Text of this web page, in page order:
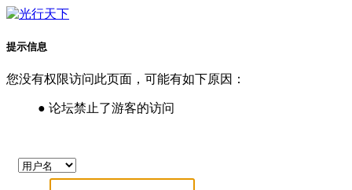
提示信息
您没有权限访问此页面，可能有如下原因：
● 论坛禁止了游客的访问